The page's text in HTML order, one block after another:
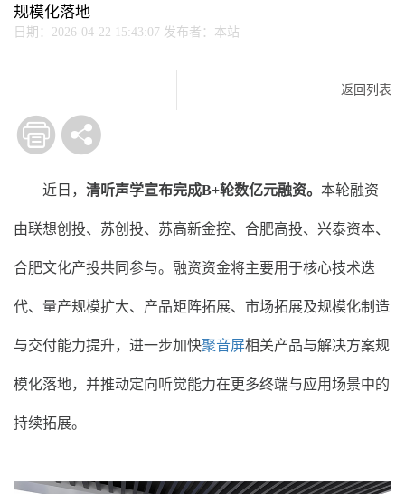
规模化落地
日期：2026-04-22 15:43:07 发布者：本站
返回列表
近日， 清听声学宣布完成B+轮数亿元融资。 本轮融资
由联想创投、苏创投、苏高新金控、合肥高投、兴泰资本、
合肥文化产投共同参与。融资资金将主要用于核心技术迭
代、量产规模扩大、产品矩阵拓展、市场拓展及规模化制造
与交付能力提升，进一步加快聚音屏相关产品与解决方案规
模化落地，并推动定向听觉能力在更多终端与应用场景中的
持续拓展。